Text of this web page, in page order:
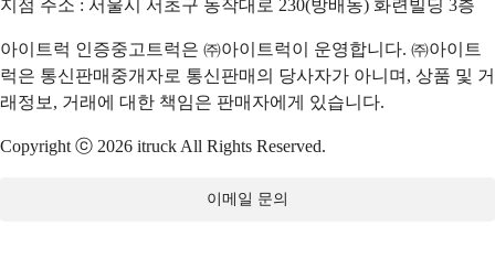
지점 주소 : 서울시 서초구 동작대로 230(방배동) 화련빌딩 3층
아이트럭 인증중고트럭은 ㈜아이트럭이 운영합니다. ㈜아이트
럭은 통신판매중개자로 통신판매의 당사자가 아니며, 상품 및 거
래정보, 거래에 대한 책임은 판매자에게 있습니다.
Copyright ⓒ 2026 itruck All Rights Reserved.
이메일 문의